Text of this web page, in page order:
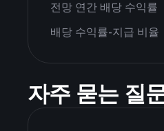
전망 연간 배당 수익률
배당 수익률-지급 비율
자주 묻는 질